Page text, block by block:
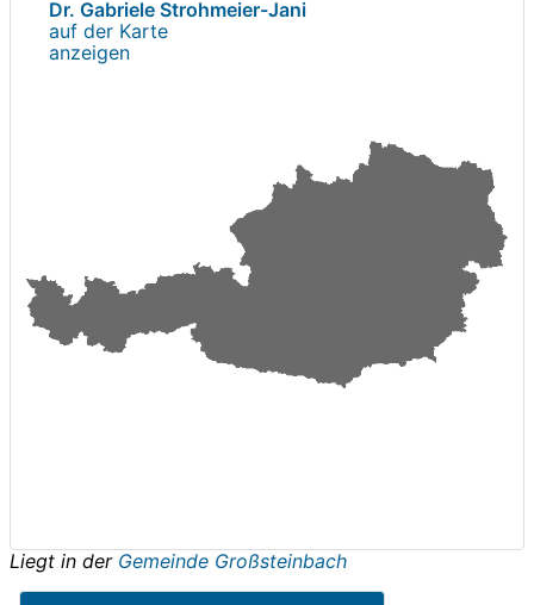
Dr. Gabriele Strohmeier-Jani
auf der Karte
anzeigen
Liegt in der Gemeinde Großsteinbach